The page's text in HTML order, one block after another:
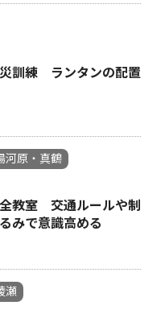
訓練 ランタンの配置
河原・真鶴
教室 交通ルールや制
みで意識高める
瀬